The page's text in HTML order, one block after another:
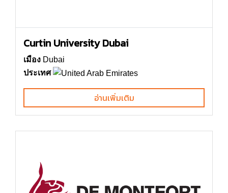
Curtin University Dubai
เมือง Dubai
ประเทศ
อ่านเพิ่มเติม